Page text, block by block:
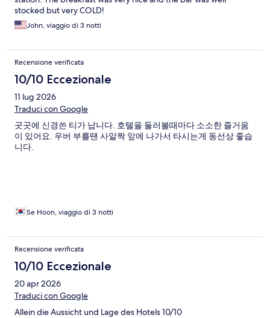
stocked but very COLD!
John, viaggio di 3 notti
Recensione verificata
10/10 Eccezionale
11 lug 2026
Traduci con Google
곳곳에 신경쓴 티가 납니다. 호텔을 둘러볼때마다 소소한 즐거움
이 있어요. 우버 부를땐 사알짝 앞에 나가서 타시는게 동선상 좋습
니다.
Se Hoon, viaggio di 3 notti
Recensione verificata
10/10 Eccezionale
20 apr 2026
Traduci con Google
Allein die Aussicht und Lage des Hotels 10/10